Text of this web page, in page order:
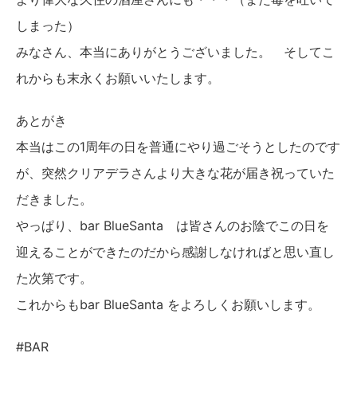
しまった）
みなさん、本当にありがとうございました。 そしてこ
れからも末永くお願いいたします。
あとがき
本当はこの1周年の日を普通にやり過ごそうとしたのです
が、突然クリアデラさんより大きな花が届き祝っていた
だきました。
やっぱり、bar BlueSanta は皆さんのお陰でこの日を
迎えることができたのだから感謝しなければと思い直し
た次第です。
これからもbar BlueSanta をよろしくお願いします。
#BAR